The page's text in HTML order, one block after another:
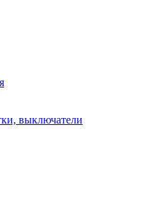
выключатели